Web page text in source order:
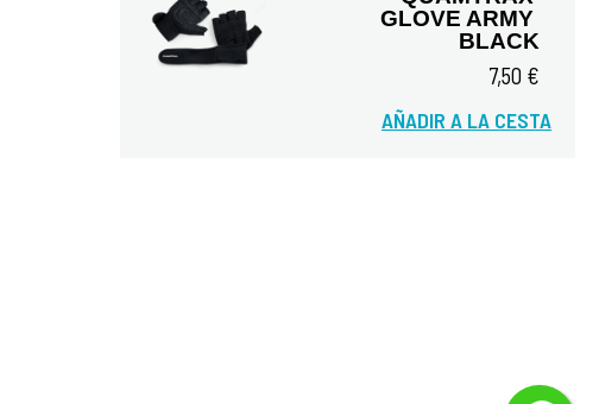
GLOVE ARMY
BLACK
7,50 €
AÑADIR A LA CESTA